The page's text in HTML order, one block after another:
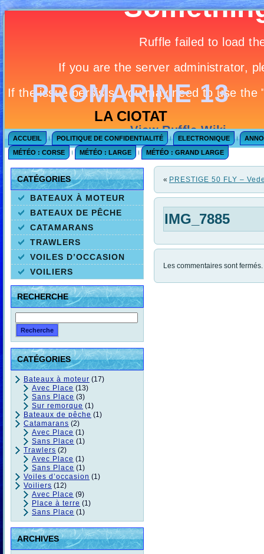
PROMARINE 13
LA CIOTAT
ACCUEIL POLITIQUE DE CONFIDENTIALITÉ ELECTRONIQUE
MÉTÉO : CORSE
MÉTÉO : LARGE MÉTÉO : GRAND LARGE
CATÉGORIES
BATEAUX À MOTEUR
BATEAUX DE PÊCHE
CATAMARANS
TRAWLERS
VOILES D’OCCASION
VOILIERS
RECHERCHE
CATÉGORIES
Bateaux à moteur (17)
Avec Place (13)
Sans Place (3)
Sur remorque (1)
Bateaux de pêche (1)
Catamarans (2)
Avec Place (1)
Sans Place (1)
Trawlers (2)
Avec Place (1)
Sans Place (1)
Voiles d’occasion (1)
Voiliers (12)
Avec Place (9)
Place à terre (1)
Sans Place (1)
ARCHIVES
« PRESTIGE 50 FLY –
IMG_7885
Les commentaires sont fermés.